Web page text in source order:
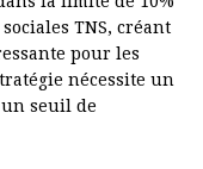
TNS, créant
pour les
nécessite un
seuil de